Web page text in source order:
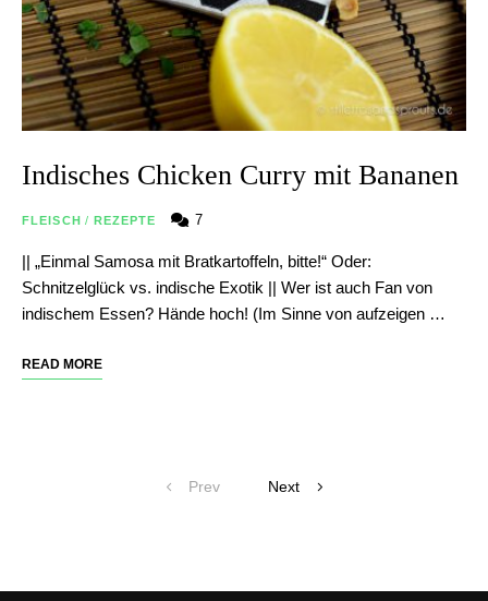
Indisches Chicken Curry mit Bananen
FLEISCH / REZEPTE 7
|| „Einmal Samosa mit Bratkartoffeln, bitte!“ Oder:
Schnitzelglück vs. indische Exotik || Wer ist auch Fan von
indischem Essen? Hände hoch! (Im Sinne von aufzeigen …
READ MORE
Prev Next